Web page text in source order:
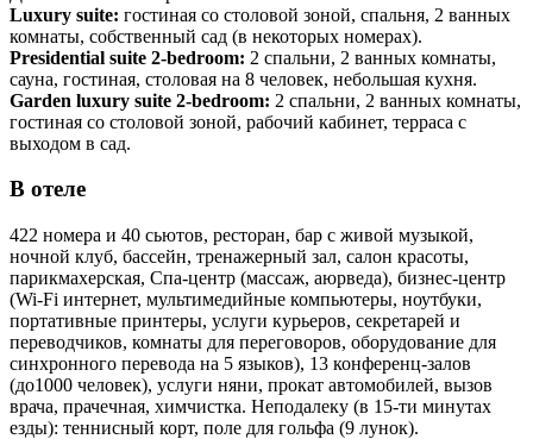
Luxury suite: гостиная со столовой зоной, спальня, 2 ванных
комнаты, собственный сад (в некоторых номерах).
Presidential suite 2-bedroom: 2 спальни, 2 ванных комнаты,
сауна, гостиная, столовая на 8 человек, небольшая кухня.
Garden luxury suite 2-bedroom: 2 спальни, 2 ванных комнаты,
гостиная со столовой зоной, рабочий кабинет, терраса с
выходом в сад.
В отеле
422 номера и 40 сьютов, ресторан, бар с живой музыкой,
ночной клуб, бассейн, тренажерный зал, салон красоты,
парикмахерская, Спа-центр (массаж, аюрведа), бизнес-центр
(Wi-Fi интернет, мультимедийные компьютеры, ноутбуки,
портативные принтеры, услуги курьеров, секретарей и
переводчиков, комнаты для переговоров, оборудование для
синхронного перевода на 5 языков), 13 конференц-залов
(до1000 человек), услуги няни, прокат автомобилей, вызов
врача, прачечная, химчистка. Неподалеку (в 15-ти минутах
езды): теннисный корт, поле для гольфа (9 лунок).